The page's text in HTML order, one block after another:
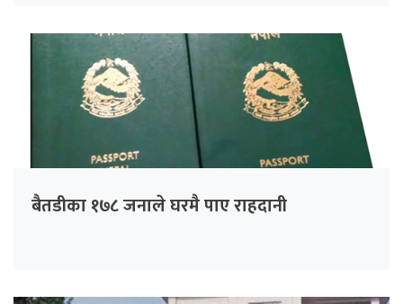
बैतडीका १७८ जनाले घरमै पाए राहदानी